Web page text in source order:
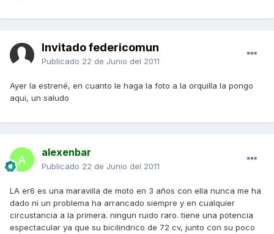
Invitado federicomun
Publicado 22 de Junio del 2011
Ayer la estrené, en cuanto le haga la foto a la orquilla la pongo
aqui, un saludo
alexenbar
Publicado 22 de Junio del 2011
LA er6 es una maravilla de moto en 3 años con ella nunca me ha
dado ni un problema ha arrancado siempre y en cualquier
circustancia a la primera. ningun ruido raro. tiene una potencia
espectacular ya que su bicilindrico de 72 cv, junto con su poco